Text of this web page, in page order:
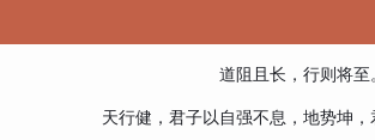
道阻且长，行则将至。
天行健，君子以自强不息，地势坤，